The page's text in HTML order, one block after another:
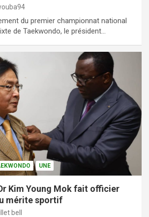
du premier championnat national
de Taekwondo, le président…
UNE
Kim Young Mok fait officier
mérite sportif
bell